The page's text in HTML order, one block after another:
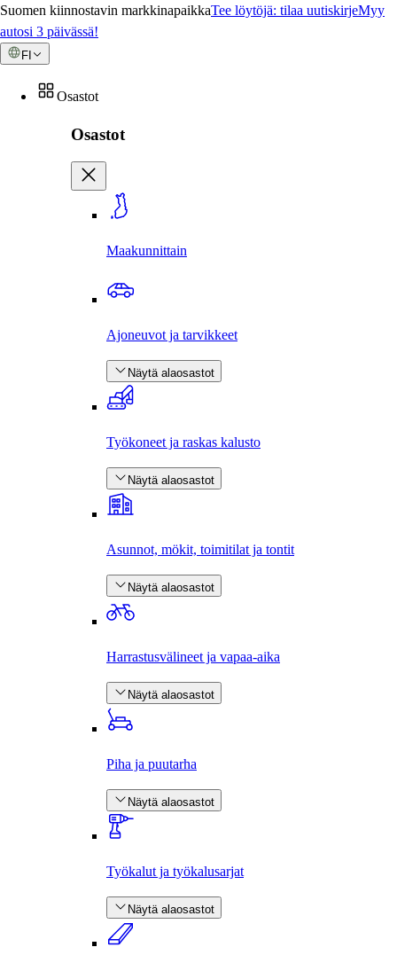
Suomen kiinnostavin markkinapaikkaTee löytöjä: tilaa uutiskirjeMyy
autosi 3 päivässä!
FI
Osastot
Osastot
Maakunnittain
Ajoneuvot ja tarvikkeet
Näytä alaosastot
Työkoneet ja raskas kalusto
Näytä alaosastot
Asunnot, mökit, toimitilat ja tontit
Näytä alaosastot
Harrastus­välineet ja vapaa-aika
Näytä alaosastot
Piha ja puutarha
Näytä alaosastot
Työkalut ja työkalusarjat
Näytä alaosastot